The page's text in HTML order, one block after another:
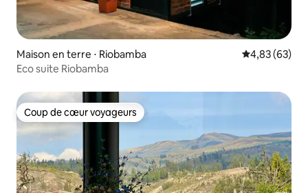
Maison en terre ⋅ Riobamba Évaluation
4,83 (63)
Eco suite Riobamba
Coup de cœur voyageurs
Coup de cœur voyageurs